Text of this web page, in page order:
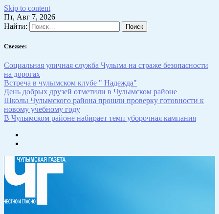
Skip to content
Пт, Авг 7, 2026
Найти:
Свежее:
Социальная уличная служба Чулыма на страже безопасности
на дорогах
Встреча в чулымском клубе " Надежда"
День добрых друзей отметили в Чулымском районе
Школы Чулымского района прошли проверку готовности к
новому учебному году
В Чулымском районе набирает темп уборочная кампания